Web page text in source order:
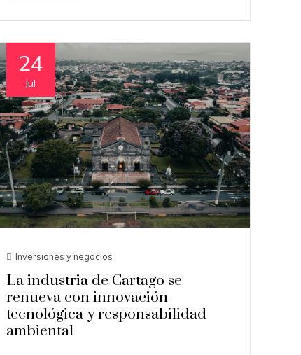
24
Jul
Inversiones y negocios
La industria de Cartago se
renueva con innovación
tecnológica y responsabilidad
ambiental